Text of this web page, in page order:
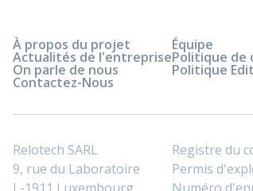
À propos du projet
Actualités de l'entreprise
On parle de nous
Contactez-Nous
Équipe
Politique de
Politique
Relotech SARL
9, rue du Laboratoire
Registre du
Permis